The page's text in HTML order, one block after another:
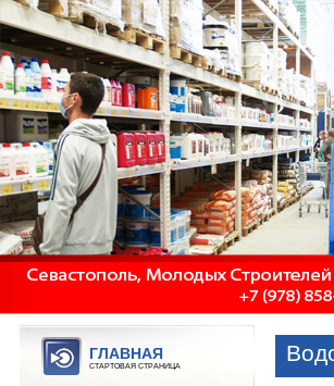
ГЛАВНАЯ
СТАРТОВАЯ СТРАНИЦА